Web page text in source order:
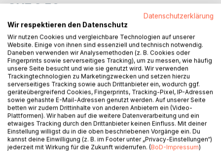
CHF 3.50
inkl. MwSt.
sofort verfügbar als Download
IN DEN WARENKORB
Auf die Merkliste
Titel bewerten
Datenschutzerklärung
Wir respektieren den Datenschutz
Wir nutzen Cookies und vergleichbare Technologien auf unserer
Website. Einige von ihnen sind essenziell und technisch notwendig.
Daneben verwenden wir Analysemethoden (z. B. Cookies oder
Fingerprints sowie serverseitiges Tracking), um zu messen, wie häufig
unsere Seite besucht und wie sie genutzt wird. Wir verwenden
Trackingtechnologien zu Marketingzwecken und setzen hierzu
serverseitiges Tracking sowie auch Drittanbieter ein, wodurch ggf.
geräteübergreifend Cookies, Fingerprints, Tracking-Pixel, IP-Adressen
sowie gehashte E-Mail-Adressen genutzt werden. Auf unserer Seite
betten wir zudem Drittinhalte von anderen Anbietern ein (Video-
Plattformen). Wir haben auf die weitere Datenverarbeitung und ein
etwaiges Tracking durch den Drittanbieter keinen Einfluss. Mit deiner
Einstellung willigst du in die oben beschriebenen Vorgänge ein. Du
kannst deine Einwilligung (z. B. im Footer unter „Privacy-Einstellungen“)
jederzeit mit Wirkung für die Zukunft widerrufen. (BoD-Impressum)